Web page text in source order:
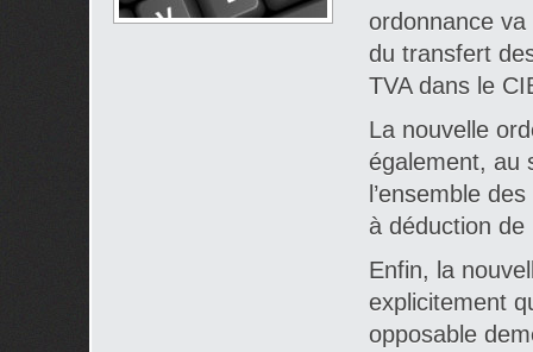
ordonnance va
du transfert
TVA dans le
La nouvelle
également, au
l’ensemble
à déduction de
Enfin, la
explicitement
opposable